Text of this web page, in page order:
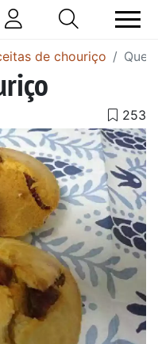
de chouriço